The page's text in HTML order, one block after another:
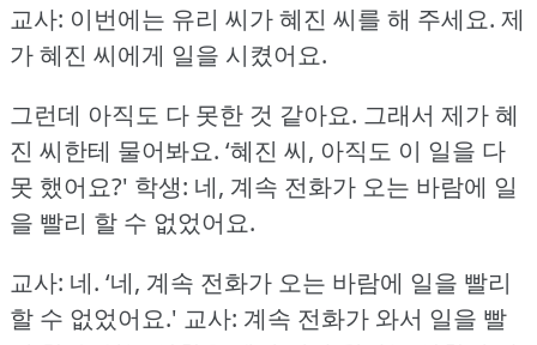
교사: 이번에는 유리 씨가 혜진 씨를 해 주세요. 제
가 혜진 씨에게 일을 시켰어요.
그런데 아직도 다 못한 것 같아요. 그래서 제가 혜
진 씨한테 물어봐요. ‘혜진 씨, 아직도 이 일을 다
못 했어요?' 학생: 네, 계속 전화가 오는 바람에 일
을 빨리 할 수 없었어요.
교사: 네. ‘네, 계속 전화가 오는 바람에 일을 빨리
할 수 없었어요.' 교사: 계속 전화가 와서 일을 빨